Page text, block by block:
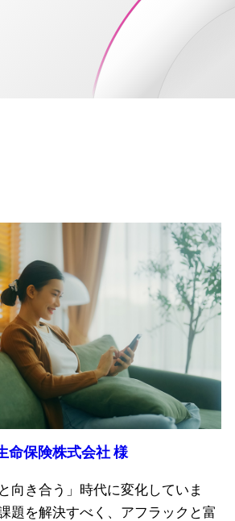
命保険株式会社 様
向き合う」時代に変化していま
題を解決すべく、アフラックと富